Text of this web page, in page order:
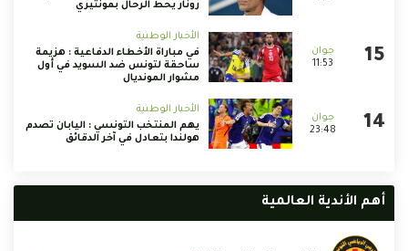
رونار يحط الرحال بمونتيري
11:53
الأخبار الوطنية
في مباراة الأخطاء الدفاعية : هزيمة
ساحقة لتونس ضد السويد في أول
مشوار المونديال
23:48
الأخبار الوطنية
يهم المنتخب التونسي : اليابان تصدم
هولندا بتعادل في آخر الدقائق
أهم الأندية العالمية